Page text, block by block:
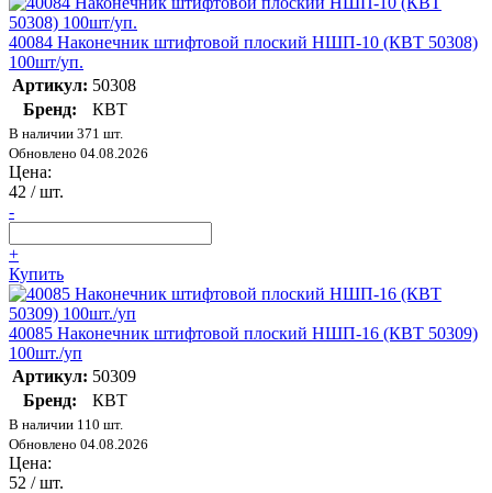
40084 Наконечник штифтовой плоский НШП-10 (КВТ 50308)
100шт/уп.
Артикул: 50308
Бренд:
КВТ
В наличии 371 шт.
Обновлено 04.08.2026
Цена:
42 / шт.
-
+
Купить
40085 Наконечник штифтовой плоский НШП-16 (КВТ 50309)
100шт./уп
Артикул: 50309
Бренд:
КВТ
В наличии 110 шт.
Обновлено 04.08.2026
Цена:
52 / шт.